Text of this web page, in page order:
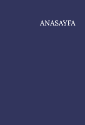
ANASAYFA